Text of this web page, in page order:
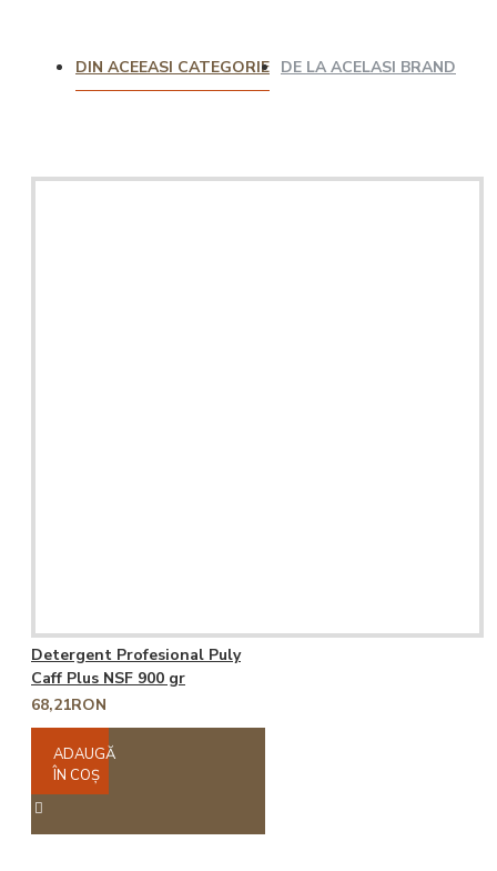
DIN ACEEASI CATEGORIE DE LA ACELASI BRAND
Detergent Profesional Puly
Caff Plus NSF 900 gr
68,21RON
ADAUGĂ
ÎN COŞ